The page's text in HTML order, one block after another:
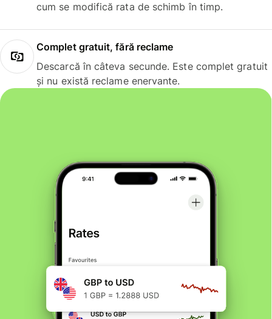
cum se modifică rata de schimb în timp.
Complet gratuit, fără reclame
Descarcă în câteva secunde. Este complet gratuit
și nu există reclame enervante.